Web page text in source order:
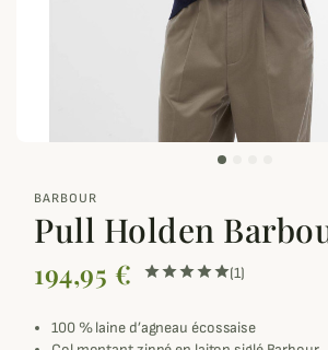
BARBOUR
Pull Holden
194,95 € (1)
100 % laine d’agneau écossaise